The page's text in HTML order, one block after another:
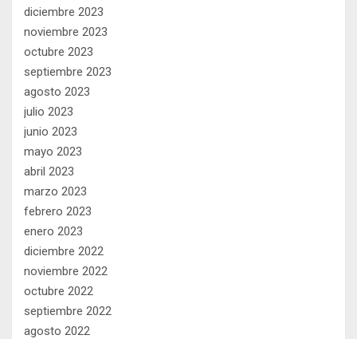
diciembre 2023
noviembre 2023
octubre 2023
septiembre 2023
agosto 2023
julio 2023
junio 2023
mayo 2023
abril 2023
marzo 2023
febrero 2023
enero 2023
diciembre 2022
noviembre 2022
octubre 2022
septiembre 2022
agosto 2022